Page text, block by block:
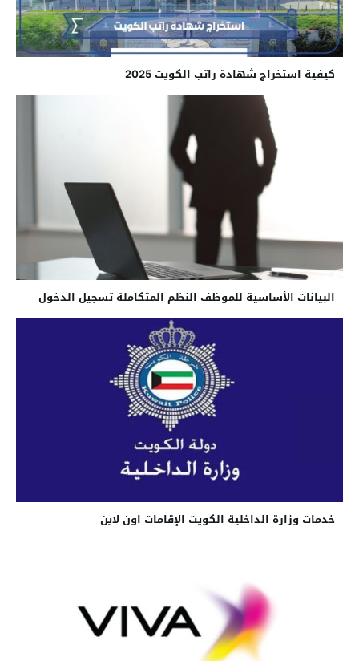
كيفية استخراج شهادة راتب الكويت 2025
البيانات الأساسية للموظف النظم المتكاملة تسجيل الدخول
خدمات وزارة الداخلية الكويت الإقامات اون لاين